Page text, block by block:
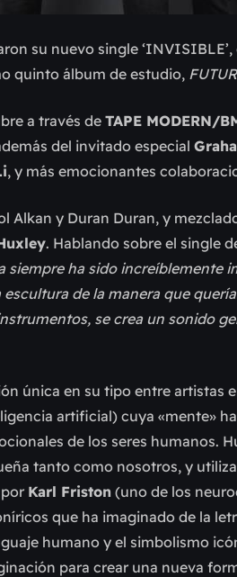
su nuevo single
quinto álbum de estudio,
a través de TAPE MODERN/
del invitado especial
, y más emocionantes
Alkan y Duran Duran, y
. Hablando sobre el single
siempre ha sido increíblemente
de la manera que
se crea un sonido
única en su tipo entre artistas
artificial) cuya «mente»
de los seres humanos.
tanto como nosotros, y
Karl Friston (uno de los
que ha imaginado de la
humano y el simbolismo
para crear una nueva